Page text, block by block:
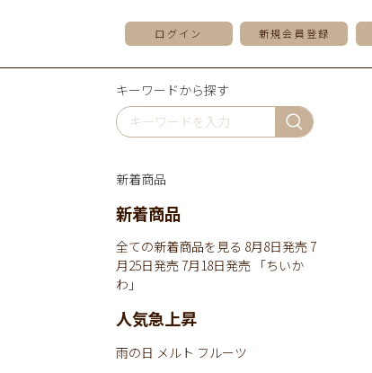
ログイン 新規会員登録
キーワードから探す
新着商品
新着商品
全ての新着商品を見る 8月8日発売7
月25日発売7月18日発売 「ちいか
わ」
人気急上昇
雨の日 メルト フルーツ